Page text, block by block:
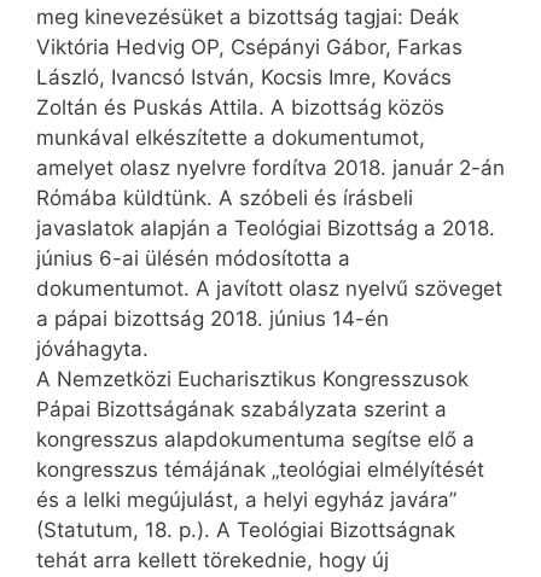
meg kinevezésüket a bizottság tagjai: Deák
Viktória Hedvig OP, Csépányi Gábor, Farkas
László, Ivancsó István, Kocsis Imre, Kovács
Zoltán és Puskás Attila. A bizottság közös
munkával elkészítette a dokumentumot,
amelyet olasz nyelvre fordítva 2018. január 2-án
Rómába küldtünk. A szóbeli és írásbeli
javaslatok alapján a Teológiai Bizottság a 2018.
június 6-ai ülésén módosította a
dokumentumot. A javított olasz nyelvű szöveget
a pápai bizottság 2018. június 14-én
jóváhagyta.
A Nemzetközi Eucharisztikus Kongresszusok
Pápai Bizottságának szabályzata szerint a
kongresszus alapdokumentuma segítse elő a
kongresszus témájának „teológiai elmélyítését
és a lelki megújulást, a helyi egyház javára”
(Statutum, 18. p.). A Teológiai Bizottságnak
tehát arra kellett törekednie, hogy új